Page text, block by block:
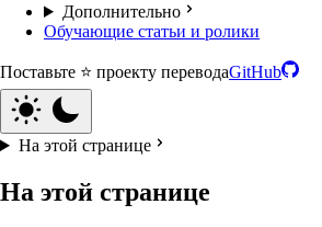
Дополнительно
Обучающие статьи и ролики
Поставьте ⭐️ проекту переводаGitHub
На этой странице
На этой странице